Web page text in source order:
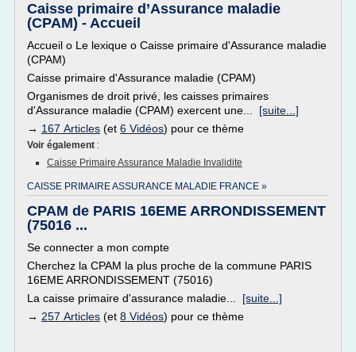
Caisse primaire d’Assurance maladie
(CPAM) - Accueil
Accueil o Le lexique o Caisse primaire d'Assurance maladie
(CPAM)
Caisse primaire d'Assurance maladie (CPAM)
Organismes de droit privé, les caisses primaires
d'Assurance maladie (CPAM) exercent une... [suite...]
→ 167 Articles (et 6 Vidéos) pour ce thème
Voir également :
Caisse Primaire Assurance Maladie Invalidite
CAISSE PRIMAIRE ASSURANCE MALADIE FRANCE »
CPAM de PARIS 16EME ARRONDISSEMENT
(75016 ...
Se connecter a mon compte
Cherchez la CPAM la plus proche de la commune PARIS
16EME ARRONDISSEMENT (75016)
La caisse primaire d'assurance maladie... [suite...]
→ 257 Articles (et 8 Vidéos) pour ce thème